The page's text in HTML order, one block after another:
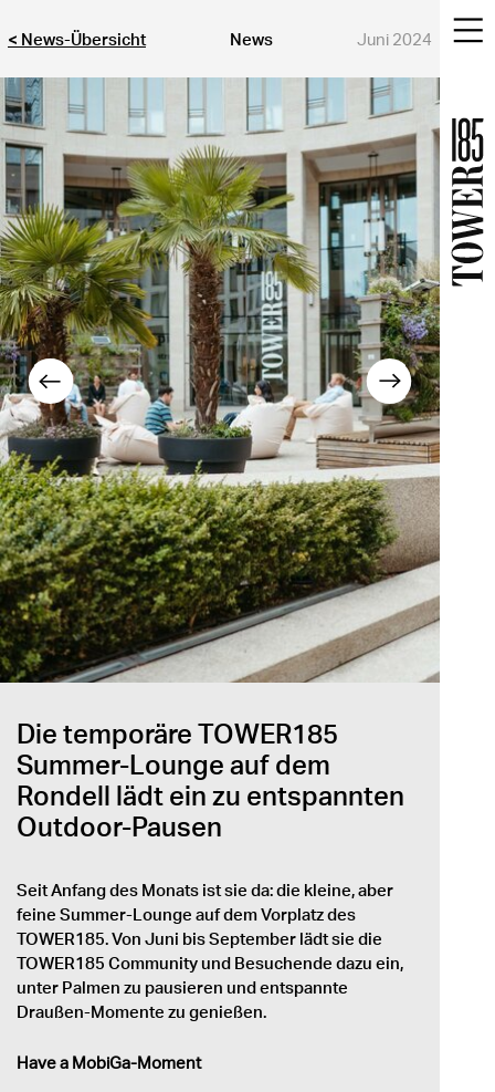
< News-Übersicht News Juni 2024
Die temporäre TOWER185
Summer-Lounge auf dem
Rondell lädt ein zu entspannten
Outdoor-Pausen
Seit Anfang des Monats ist sie da: die kleine, aber
feine Summer-Lounge auf dem Vorplatz des
TOWER185. Von Juni bis September lädt sie die
TOWER185 Community und Besuchende dazu ein,
unter Palmen zu pausieren und entspannte
Draußen-Momente zu genießen.
Have a MobiGa-Moment